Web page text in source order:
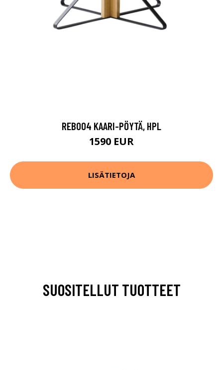
REB004 KAARI-PÖYTÄ, HPL
1590 EUR
LISÄTIETOJA
SUOSITELLUT TUOTTEET